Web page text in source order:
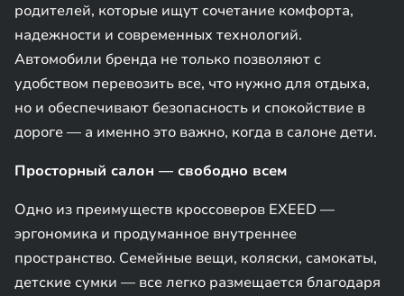
родителей, которые ищут сочетание комфорта,
надежности и современных технологий.
Автомобили бренда не только позволяют с
удобством перевозить все, что нужно для отдыха,
но и обеспечивают безопасность и спокойствие в
дороге — а именно это важно, когда в салоне дети.
Просторный салон — свободно всем
Одно из преимуществ кроссоверов EXEED —
эргономика и продуманное внутреннее
пространство. Семейные вещи, коляски, самокаты,
детские сумки — все легко размещается благодаря